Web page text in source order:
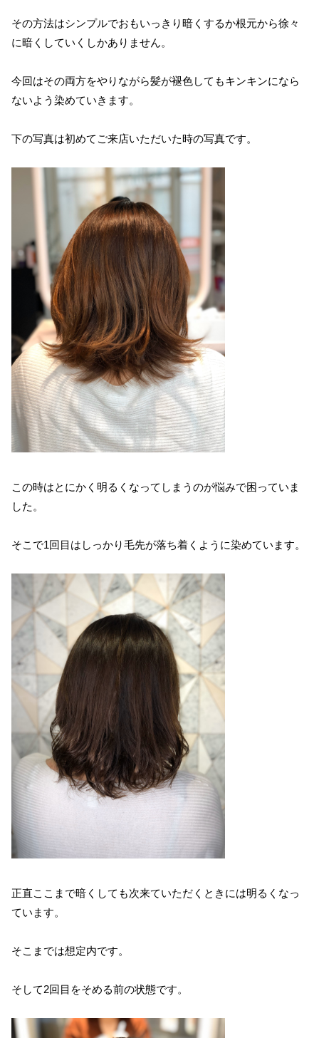
その方法はシンプルでおもいっきり暗くするか根元から徐々
に暗くしていくしかありません。
今回はその両方をやりながら髪が褪色してもキンキンになら
ないよう染めていきます。
下の写真は初めてご来店いただいた時の写真です。
この時はとにかく明るくなってしまうのが悩みで困っていま
した。
そこで1回目はしっかり毛先が落ち着くように染めています。
正直ここまで暗くしても次来ていただくときには明るくなっ
ています。
そこまでは想定内です。
そして2回目をそめる前の状態です。